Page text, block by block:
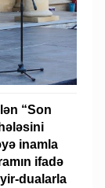
“Son
inamla
ifadə
dualarla